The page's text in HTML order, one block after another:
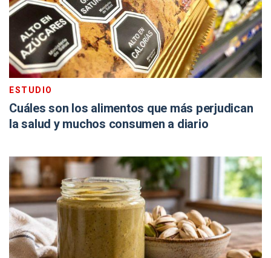
ESTUDIO
Cuáles son los alimentos que más perjudican
la salud y muchos consumen a diario